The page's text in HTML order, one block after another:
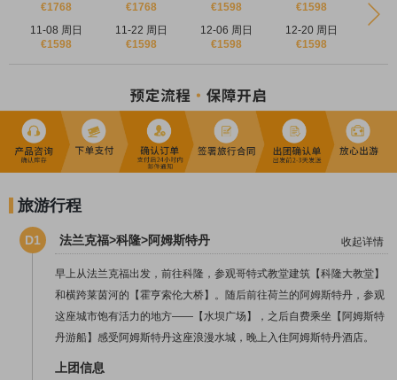
€1768
€1768
€1598
€1598
11-08 周日
€1598
11-22 周日
€1598
12-06 周日
€1598
12-20 周日
€1598
旅游行程
D1 法兰克福>科隆>阿姆斯特丹 收起详情
早上从法兰克福出发，前往科隆，参观哥特式教堂建筑【科隆大教堂】
和横跨莱茵河的【霍亨索伦大桥】。随后前往荷兰的阿姆斯特丹，参观
这座城市饱有活力的地方——【水坝广场】，之后自费乘坐【阿姆斯特
丹游船】感受阿姆斯特丹这座浪漫水城，晚上入住阿姆斯特丹酒店。
上团信息